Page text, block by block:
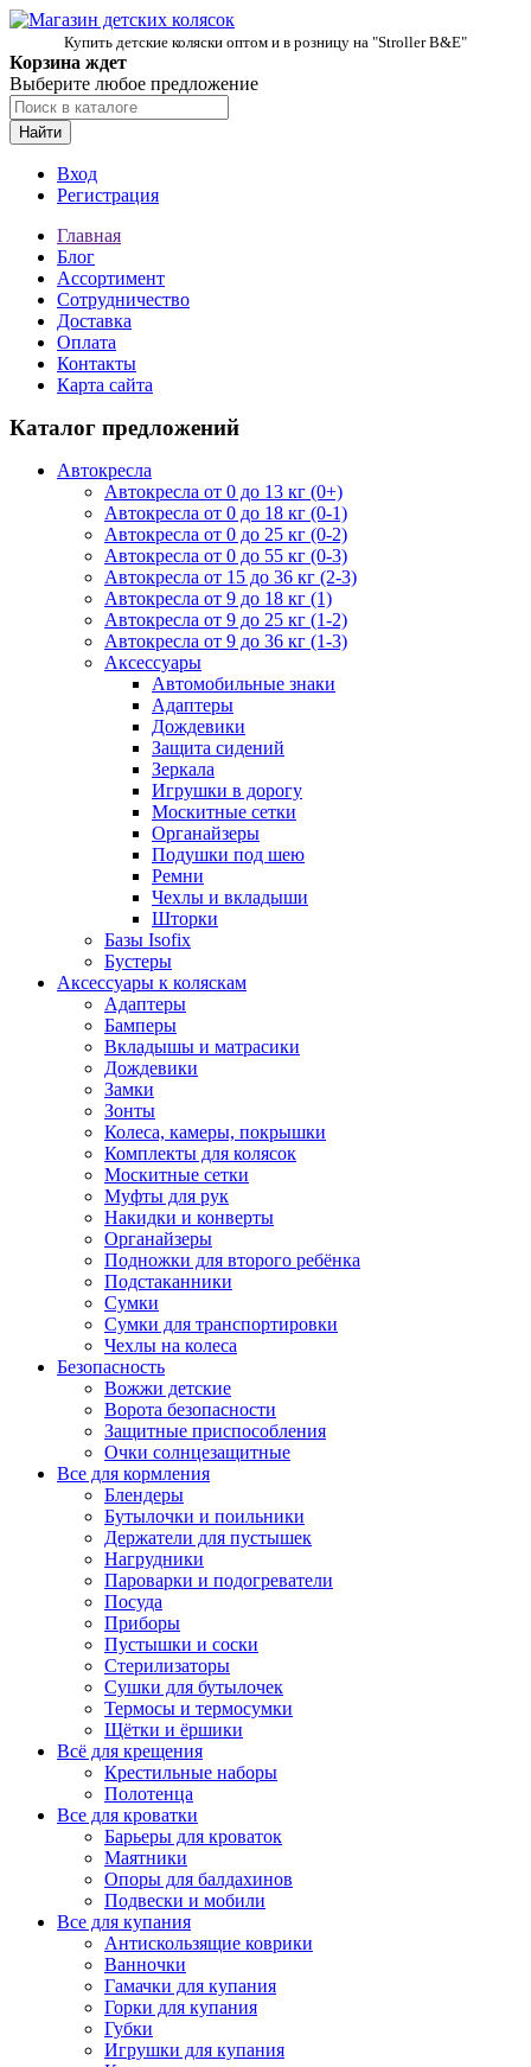
Купить детские коляски оптом и в розницу на "Stroller B&E"
Корзина ждет
Выберите любое предложение
Найти
Вход
Регистрация
Главная
Блог
Ассортимент
Сотрудничество
Доставка
Оплата
Контакты
Карта сайта
Каталог предложений
Автокресла
Автокресла от 0 до 13 кг (0+)
Автокресла от 0 до 18 кг (0-1)
Автокресла от 0 до 25 кг (0-2)
Автокресла от 0 до 55 кг (0-3)
Автокресла от 15 до 36 кг (2-3)
Автокресла от 9 до 18 кг (1)
Автокресла от 9 до 25 кг (1-2)
Автокресла от 9 до 36 кг (1-3)
Аксессуары
Автомобильные знаки
Адаптеры
Дождевики
Защита сидений
Зеркала
Игрушки в дорогу
Москитные сетки
Органайзеры
Подушки под шею
Ремни
Чехлы и вкладыши
Шторки
Базы Isofix
Бустеры
Аксессуары к коляскам
Адаптеры
Бамперы
Вкладышы и матрасики
Дождевики
Замки
Зонты
Колеса, камеры, покрышки
Комплекты для колясок
Москитные сетки
Муфты для рук
Накидки и конверты
Органайзеры
Подножки для второго ребёнка
Подстаканники
Сумки
Сумки для транспортировки
Чехлы на колеса
Безопасность
Вожжи детские
Ворота безопасности
Защитные приспособления
Очки солнцезащитные
Все для кормления
Блендеры
Бутылочки и поильники
Держатели для пустышек
Нагрудники
Пароварки и подогреватели
Посуда
Приборы
Пустышки и соски
Стерилизаторы
Сушки для бутылочек
Термосы и термосумки
Щётки и ёршики
Всё для крещения
Крестильные наборы
Полотенца
Все для кроватки
Барьеры для кроваток
Маятники
Опоры для балдахинов
Подвески и мобили
Все для купания
Антискользящие коврики
Ванночки
Гамачки для купания
Горки для купания
Губки
Игрушки для купания